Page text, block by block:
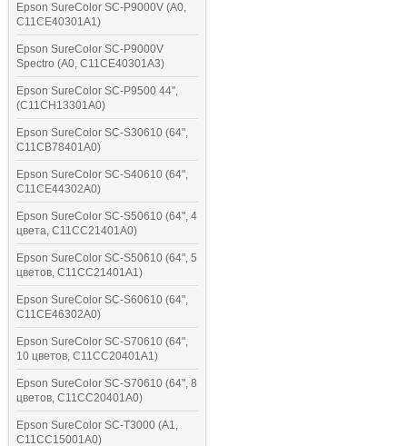
Epson SureColor SC-P9000V (A0,
C11CE40301A1)
Epson SureColor SC-P9000V
Spectro (A0, C11CE40301A3)
Epson SureColor SC-P9500 44",
(C11CH13301A0)
Epson SureColor SC-S30610 (64",
C11CB78401A0)
Epson SureColor SC-S40610 (64",
C11CE44302A0)
Epson SureColor SC-S50610 (64", 4
цвета, C11CC21401A0)
Epson SureColor SC-S50610 (64", 5
цветов, C11CC21401A1)
Epson SureColor SC-S60610 (64",
C11CE46302A0)
Epson SureColor SC-S70610 (64",
10 цветов, C11CC20401A1)
Epson SureColor SC-S70610 (64", 8
цветов, C11CC20401A0)
Epson SureColor SC-T3000 (A1,
C11CC15001A0)